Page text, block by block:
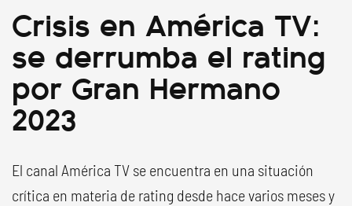
Crisis en América TV:
se derrumba el rating
por Gran Hermano
2023
El canal América TV se encuentra en una situación
crítica en materia de rating desde hace varios meses y